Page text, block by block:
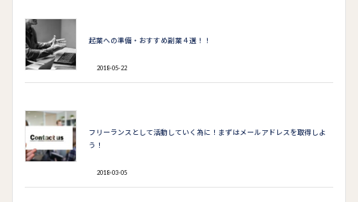
起業への準備・おすすめ副業４選！！
2018-05-22
フリーランスとして活動していく為に！まずはメールアドレスを取得しよ
う！
2018-03-05